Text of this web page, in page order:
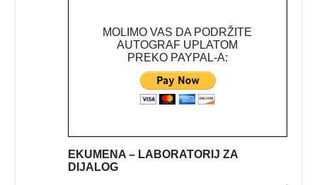
MOLIMO VAS DA PODRŽITE
AUTOGRAF UPLATOM
PREKO PAYPAL-A:
EKUMENA – LABORATORIJ ZA
DIJALOG